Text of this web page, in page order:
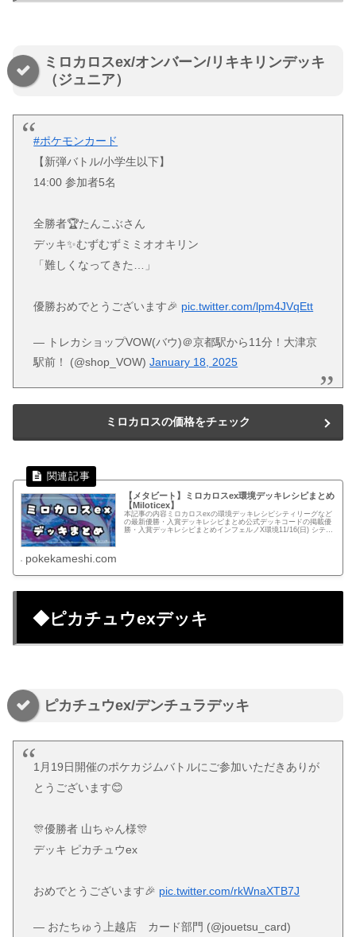
ミロカロスex/オンバーン/リキキリンデッキ
（ジュニア）
#ポケモンカード
【新弾バトル/小学生以下】
14:00 参加者5名
全勝者🏆たんこぶさん
デッキ✨むずむずミミオオキリン
「難しくなってきた…」
優勝おめでとうございます🎉 pic.twitter.com/lpm4JVqEtt
— トレカショップVOW(バウ)＠京都駅から11分！大津京
駅前！ (@shop_VOW)January 18, 2025
ミロカロスの価格をチェック
【メタビート】ミロカロスex環境デッキレシピまとめ
【Miloticex】
本記事の内容ミロカロスexの環境デッキレシピシティリーグなど
の最新優勝・入賞デッキレシピまとめ公式デッキコードの掲載優
勝・入賞デッキレシピまとめインフェルノX環境11/16(日) シティ
pokekameshi.com
◆ピカチュウexデッキ
ピカチュウex/デンチュラデッキ
1月19日開催のポケカジムバトルにご参加いただきありが
とうございます😊
🎊優勝者 山ちゃん様🎊
デッキ ピカチュウex
おめでとうございます🎉 pic.twitter.com/rkWnaXTB7J
— おたちゅう上越店 カード部門 (@jouetsu_card)